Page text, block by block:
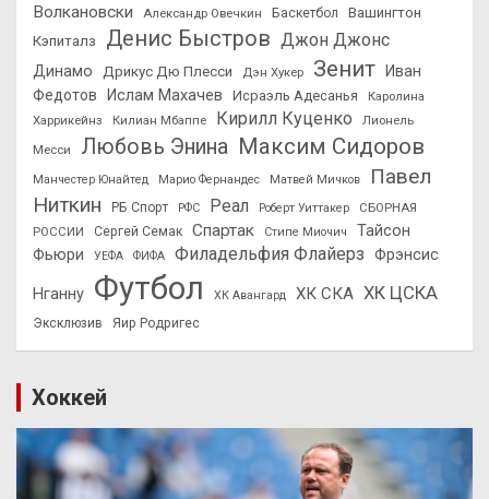
Волкановски
Александр Овечкин Баскетбол
Вашингтон
Кэпиталз
Денис Быстров Джон Джонс
Динамо Дрикус Дю Плесси Дэн Хукер Зенит Иван
Федотов
Ислам Махачев Исраэль Адесанья
Каролина
Харрикейнз
Килиан Мбаппе Кирилл Куценко
Лионель
Месси
Любовь Энина Максим Сидоров
Манчестер Юнайтед Марио Фернандес Матвей Мичков
Павел
Ниткин
РБ Спорт РФС Реал Роберт Уиттакер
СБОРНАЯ
РОССИИ
Сергей Семак Спартак Стипе Миочич
Тайсон
Фьюри
УЕФА ФИФА Филадельфия Флайерз Фрэнсис
Нганну Футбол ХК Авангард ХК СКА ХК ЦСКА
Эксклюзив Яир Родригес
Хоккей